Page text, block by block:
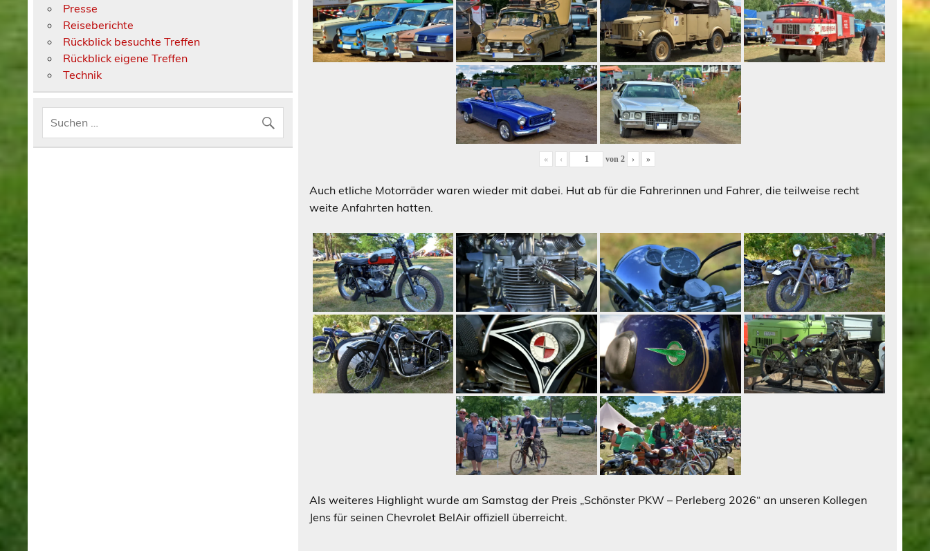
« ‹ von2 › »
Auch etliche Motorräder waren wieder mit dabei. Hut ab für die Fahrerinnen und Fahrer, die teilweise recht
weite Anfahrten hatten.
Als weiteres Highlight wurde am Samstag der Preis „Schönster PKW – Perleberg 2026“ an unseren Kollegen
Jens für seinen Chevrolet BelAir offiziell überreicht.
Presse
Reiseberichte
Rückblick besuchte Treffen
Rückblick eigene Treffen
Technik